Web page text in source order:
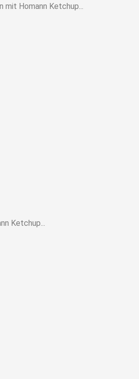
mit Homann Ketchup...
Ketchup...